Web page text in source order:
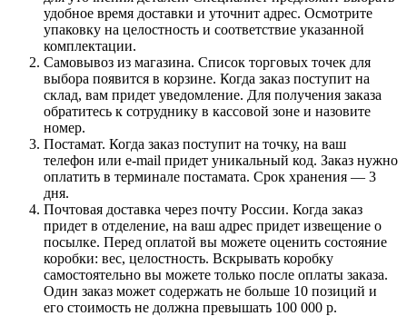
удобное время доставки и уточнит адрес. Осмотрите
упаковку на целостность и соответствие указанной
комплектации.
Самовывоз из магазина. Список торговых точек для
выбора появится в корзине. Когда заказ поступит на
склад, вам придет уведомление. Для получения заказа
обратитесь к сотруднику в кассовой зоне и назовите
номер.
Постамат. Когда заказ поступит на точку, на ваш
телефон или e-mail придет уникальный код. Заказ нужно
оплатить в терминале постамата. Срок хранения — 3
дня.
Почтовая доставка через почту России. Когда заказ
придет в отделение, на ваш адрес придет извещение о
посылке. Перед оплатой вы можете оценить состояние
коробки: вес, целостность. Вскрывать коробку
самостоятельно вы можете только после оплаты заказа.
Один заказ может содержать не больше 10 позиций и
его стоимость не должна превышать 100 000 р.